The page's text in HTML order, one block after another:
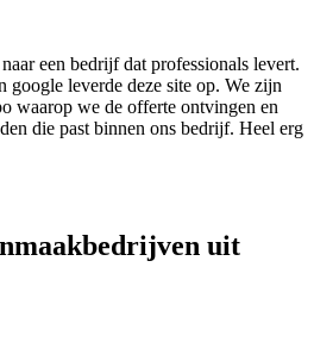
een bedrijf dat professionals levert.
google leverde deze site op. We zijn
waarop we de offerte ontvingen en
die past binnen ons bedrijf. Heel erg
uit